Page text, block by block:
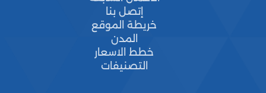
إتصل بنا
خريطة الموقع
المدن
خطط الاسعار
التصنيفات